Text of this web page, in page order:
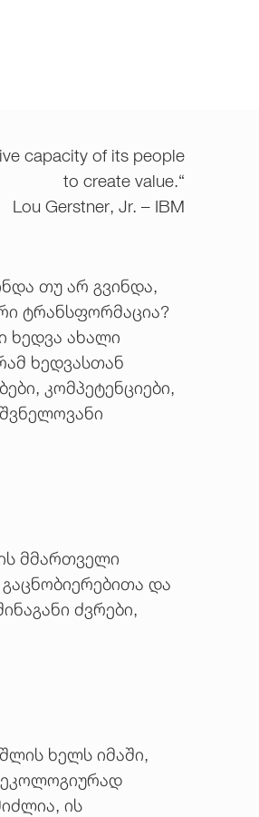
capacity of its people
to create value.“
Lou Gerstner, Jr. – IBM
თუ არ გვინდა,
ტრანსფორმაცია?
ხედვა ახალი
ხედვასთან
კომპეტენციები,
მმართველი
და
ძვრები,
ხელს იმაში,
ეკოლოგიურად
ის